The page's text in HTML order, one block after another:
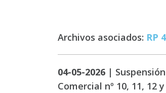
Archivos asociados: RP
04-05-2026 |
Comercial nº 10, 11, 12